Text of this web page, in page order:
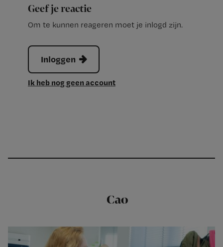
Geef je reactie
Om te kunnen reageren moet je inlogd zijn.
Inloggen
Ik heb nog geen account
Cao